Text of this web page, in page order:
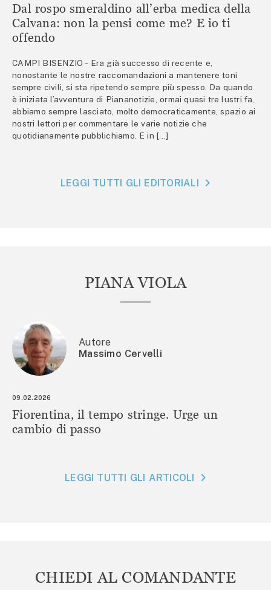
Dal rospo smeraldino all’erba medica della
Calvana: non la pensi come me? E io ti
offendo
CAMPI BISENZIO – Era già successo di recente e,
nonostante le nostre raccomandazioni a mantenere toni
sempre civili, si sta ripetendo sempre più spesso. Da quando
è iniziata l’avventura di Piananotizie, ormai quasi tre lustri fa,
abbiamo sempre lasciato, molto democraticamente, spazio ai
nostri lettori per commentare le varie notizie che
quotidianamente pubblichiamo. E in […]
LEGGI TUTTI GLI EDITORIALI
PIANA VIOLA
Autore
Massimo Cervelli
09.02.2026
Fiorentina, il tempo stringe. Urge un
cambio di passo
LEGGI TUTTI GLI ARTICOLI
CHIEDI AL COMANDANTE